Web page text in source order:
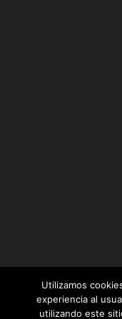
Utilizamos
experiencia al
utilizando este